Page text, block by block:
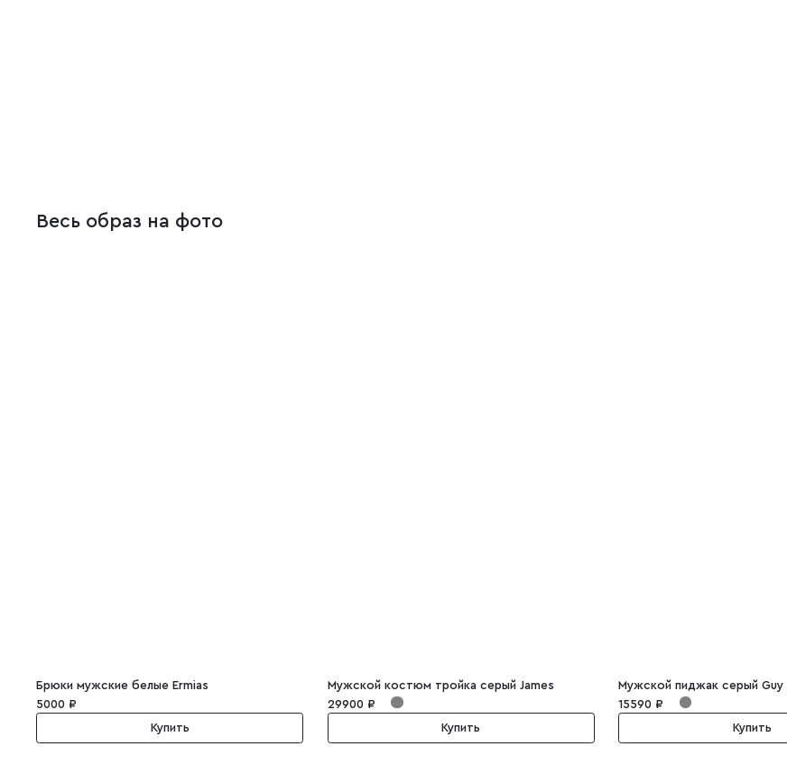
Весь образ на фото
Брюки мужские белые Ermias
5000 ₽
Купить
Мужской костюм тройка серый James
29900 ₽
Купить
Мужской пиджак серый Guy
15590 ₽
Купить